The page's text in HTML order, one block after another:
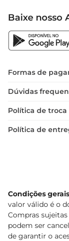
Baixe nosso
Formas de
Dúvidas
Política de
Política de
Condições gerais
valor válido é o
Compras
podem ser
de garantir o